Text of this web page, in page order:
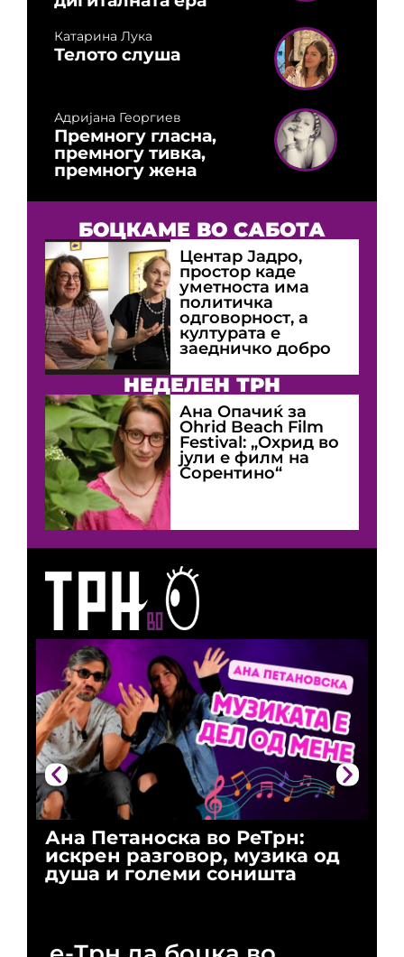
Ана Петаноска во РеТрн:
искрен разговор, музика од
душа и големи соништа
Катарина Лука
Телото слуша
Адријана Георгиев
Премногу гласна,
премногу тивка,
премногу жена
БОЦКАМЕ ВО САБОТА
Центар Јадро,
простор каде
уметноста има
политичка
одговорност, а
културата е
заедничко добро
НЕДЕЛЕН ТРН
Ана Опачиќ за
Оhrid Beach Film
Festival: „Охрид во
јули е филм на
Сорентино“